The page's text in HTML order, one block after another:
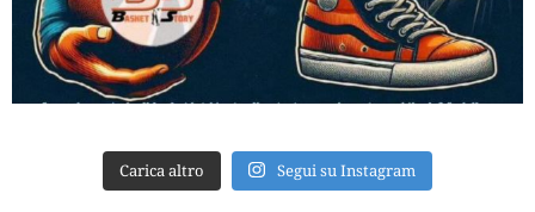
Carica altro Segui su Instagram